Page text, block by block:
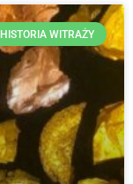
HISTORIA WITRAŻY